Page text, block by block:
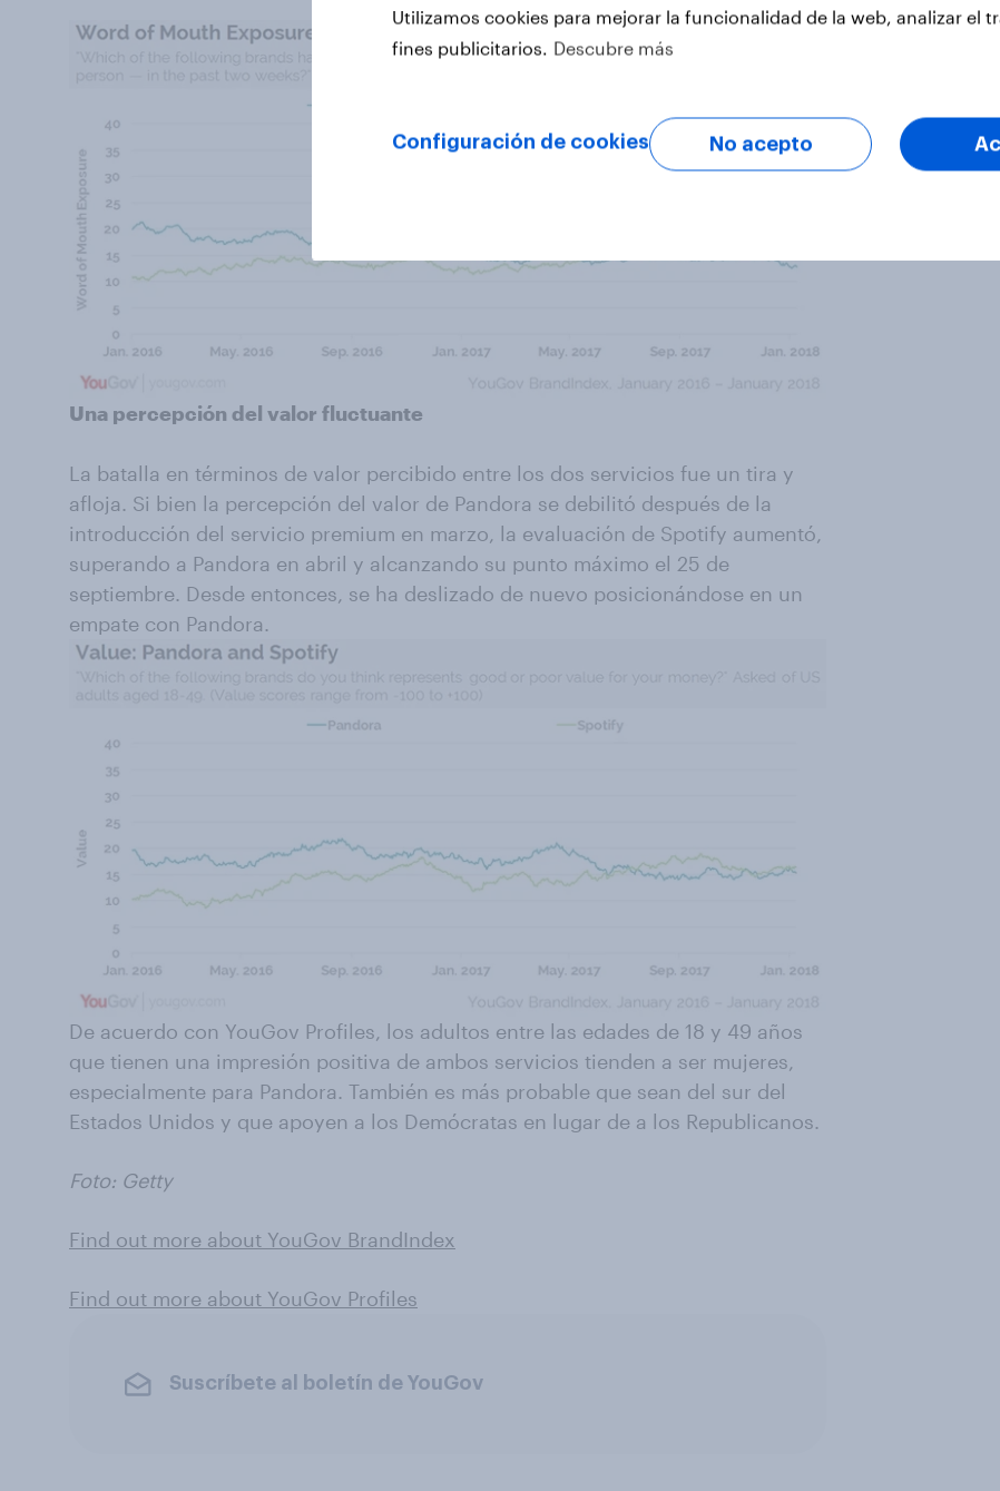
Una percepción del valor fluctuante
La batalla en términos de valor percibido entre los dos servicios fue un tira y
afloja. Si bien la percepción del valor de Pandora se debilitó después de la
introducción del servicio premium en marzo, la evaluación de Spotify aumentó,
superando a Pandora en abril y alcanzando su punto máximo el 25 de
septiembre. Desde entonces, se ha deslizado de nuevo posicionándose en un
empate con Pandora.
De acuerdo con YouGov Profiles, los adultos entre las edades de 18 y 49 años
que tienen una impresión positiva de ambos servicios tienden a ser mujeres,
especialmente para Pandora. También es más probable que sean del sur del
Estados Unidos y que apoyen a los Demócratas en lugar de a los Republicanos.
Foto: Getty
Find out more about YouGov BrandIndex
Find out more about YouGov Profiles
Suscríbete al boletín de YouGov
Utilizamos cookies para mejorar la funcionalidad de la web, analizar el
fines publicitarios. Descubre más
Configuración de cookies No acepto